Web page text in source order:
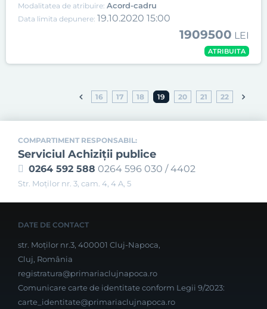
Modalitatea de atribuire: Acord-cadru
Data limita depunere: 19.10.2020 15:00
1909500 LEI
ATRIBUITA
16 17 18 19 20 21 22
COMPARTIMENT RESPONSABIL:
Serviciul Achiziţii publice
0264 592 588 0264 596 030 / 4402
Str. Moţilor nr. 3, cam. 4, 4 A, 5
DATE DE CONTACT
str. Moților nr.3, 400001 Cluj-Napoca,
Cluj, România
registratura@primariaclujnapoca.ro
Comunicare carte de identitate conform Legii 9/2023:
carte_identitate@primariaclujnapoca.ro